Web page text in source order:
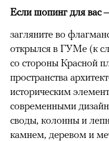
Если шопинг для вас
загляните во
открылся в ГУМе (к
со стороны Красной
пространства
историческим
современными
своды, колонны и
камнем, деревом и